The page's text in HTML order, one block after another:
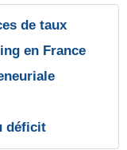
de taux
en France
déficit